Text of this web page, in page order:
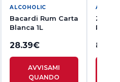
ALCOHOLIC
Bacardi Rum Carta
Blanca 1L
28.39€
AVVISAMI
QUANDO
Rum